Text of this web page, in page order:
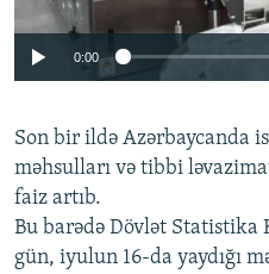
Auto 240p
720p
0:00
Son bir ildə Azərbaycanda
məhsulları və tibbi
faiz artıb.
Bu barədə Dövlət
gün, iyulun 16-da yaydığı